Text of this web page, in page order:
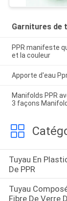
Garnitures de
PPR manifeste
et la couleur
Apporte d'eau
Manifolds PPR
3 façons
Tuyau En
De PPR
Tuyau
Fibre De Verre